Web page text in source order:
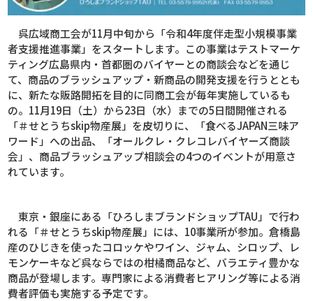
呉広域商工会が11月中旬から「令和4年度伴走型小規模事業
者支援推進事業」をスタートします。この事業はテストマーケ
ティング広島県内・首都圏のバイヤーとの商談会などを通じ
て、商品のブラッシュアップ・新商品の開発支援を行うととも
に、新たな販路開拓を目的に同商工会が毎年実施しているも
の。 11月19日（土）から23日（水）までの5日間開催される
「＃せとうちskip物産展」を皮切りに、「食べるJAPAN三味ア
ワード」への出品、「オールクレ・クレコレバイヤーズ商談
会」、商品ブラッシュアップ相談会の4つのイベントが用意さ
れています。
東京・銀座にある「ひろしまブランドショップTAU 」で行わ
れる「＃せとうちskip物産展」には、 10事業所が参加。倉橋島
産のひじきを使ったコロッケやワイン、ジャム、シロップ、レ
モンケーキなど呉ならではの柑橘商品など、バラエティ豊かな
商品が登場します。専門家による消費者ヒアリング等による消
費者評価も実施する予定です。